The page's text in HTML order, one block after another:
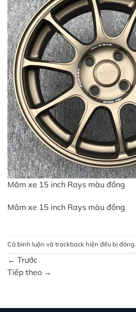
Mâm xe 15 inch Rays màu đồng
Mâm xe 15 inch Rays màu đồng
Cả bình luận và trackback hiện đều bị đóng.
← Trước
Tiếp theo →